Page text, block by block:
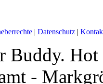
| Datenschutz |
Buddy.
-